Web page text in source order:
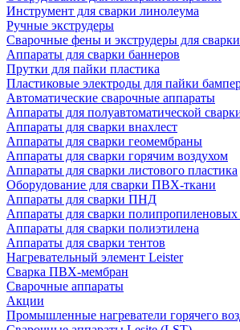
Инструмент для сварки линолеума
Ручные экструдеры
Сварочные фены и экструдеры для
Аппараты для сварки баннеров
Прутки для пайки пластика
Пластиковые электроды для пайки
Автоматические сварочные аппараты
Аппараты для полуавтоматической
Аппараты для сварки внахлест
Аппараты для сварки геомембраны
Аппараты для сварки горячим воздухом
Аппараты для сварки листового пластика
Оборудование для сварки ПВХ-ткани
Аппараты для сварки ПНД
Аппараты для сварки полипропиленовых
Аппараты для сварки полиэтилена
Аппараты для сварки тентов
Нагревательный элемент Leister
Сварка ПВХ-мембран
Сварочные аппараты
Акции
Промышленные нагреватели горячего